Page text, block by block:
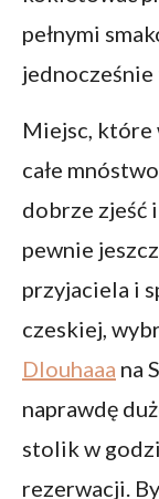
pełnymi
Miejsc, które
całe
dobrze zjeść
pewnie
przyjaciela i
czeskiej,
Dlouhaaa na
naprawdę
stolik w
rezerwacji.